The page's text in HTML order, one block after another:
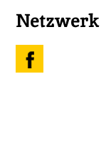
Netzwerk